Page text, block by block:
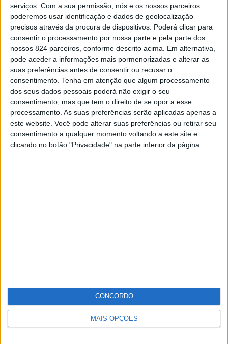
serviços. Com a sua permissão, nós e os nossos parceiros
poderemos usar identificação e dados de geolocalização
precisos através da procura de dispositivos. Poderá clicar para
consentir o processamento por nossa parte e pela parte dos
nossos 824 parceiros, conforme descrito acima. Em alternativa,
pode aceder a informações mais pormenorizadas e alterar as
suas preferências antes de consentir ou recusar o
consentimento. Tenha em atenção que algum processamento
dos seus dados pessoais poderá não exigir o seu
consentimento, mas que tem o direito de se opor a esse
processamento. As suas preferências serão aplicadas apenas a
este website. Você pode alterar suas preferências ou retirar seu
consentimento a qualquer momento voltando a este site e
clicando no botão "Privacidade" na parte inferior da página.
MAIS OPÇÕES
CONCORDO
A equipa de Sub-12 do Sport Clube Estrela sagrou-se
vencedora do Campeonato Distrital Sub-12 – Liga Ouro.
A cerimónia oficial de entrega da taça está agendada
Publicidade